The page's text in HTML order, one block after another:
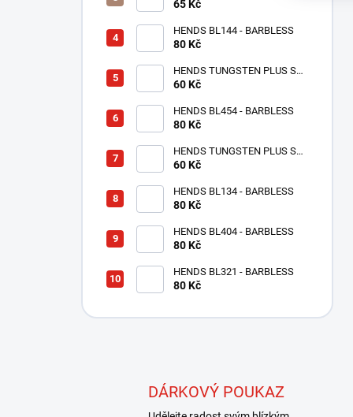
RŮŽOVÁ ANODIZOVANÁ
65 Kč
HENDS BL144 - BARBLESS
80 Kč
HENDS TUNGSTEN PLUS S
MALOU DRÁŽKOU -
60 Kč
HENDS BL454 - BARBLESS
80 Kč
HENDS TUNGSTEN PLUS S
MALOU DRÁŽKOU - MĚDĚNÝ
60 Kč
HENDS BL134 - BARBLESS
80 Kč
HENDS BL404 - BARBLESS
80 Kč
HENDS BL321 - BARBLESS
80 Kč
DÁRKOVÝ POUKAZ